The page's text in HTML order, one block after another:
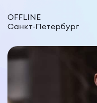
OFFLINE
Санкт-Петербург